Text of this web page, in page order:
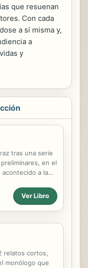
que resuenan
Con cada
a sí misma y,
a
y
tras una serie
en el
a la
por el vehículo
se percata
más que
con su vida. Por
de simple
por la compañía
Ver Libro
relatos cortos,
monólogo que